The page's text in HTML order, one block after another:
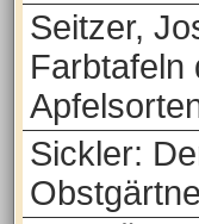
Seitzer,
Farbtafeln
Sickler: